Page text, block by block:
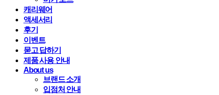
캐리웨어
액세서리
후기
이벤트
묻고 답하기
제품 사용 안내
About us
브랜드 소개
입점처 안내